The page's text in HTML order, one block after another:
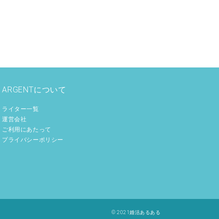
ARGENTについて
ライター一覧
運営会社
ご利用にあたって
プライバシーポリシー
© 2021婚活あるある